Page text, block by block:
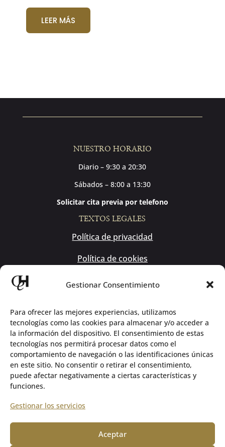
Gestionar Consentimiento
Para ofrecer las mejores experiencias, utilizamos
tecnologías como las cookies para almacenar y/o acceder a
la información del dispositivo. El consentimiento de estas
tecnologías nos permitirá procesar datos como el
comportamiento de navegación o las identificaciones únicas
en este sitio. No consentir o retirar el consentimiento,
puede afectar negativamente a ciertas características y
funciones.
Gestionar los servicios
Aceptar
LEER MÁS
NUESTRO HORARIO
Diario – 9:30 a 20:30
Sábados – 8:00 a 13:30
Solicitar cita previa por telefono
TEXTOS LEGALES
Política de privacidad
Política de cookies
INFORMACIÓN DE CONTACTO
C/CRUZ 1 28100 ALCOBENDAS MADRID